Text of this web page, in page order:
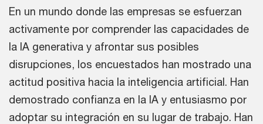
En un mundo donde las empresas se esfuerzan
activamente por comprender las capacidades de
la IA generativa y afrontar sus posibles
disrupciones, los encuestados han mostrado una
actitud positiva hacia la inteligencia artificial. Han
demostrado confianza en la IA y entusiasmo por
adoptar su integración en su lugar de trabajo. Han